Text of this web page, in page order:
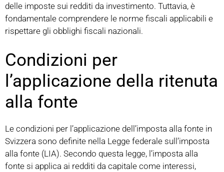
delle imposte sui redditi da investimento. Tuttavia, è
fondamentale comprendere le norme fiscali applicabili e
rispettare gli obblighi fiscali nazionali.
Condizioni per
l’applicazione della ritenuta
alla fonte
Le condizioni per l’applicazione dell’imposta alla fonte in
Svizzera sono definite nella Legge federale sull’imposta
alla fonte (LIA). Secondo questa legge, l’imposta alla
fonte si applica ai redditi da capitale come interessi,